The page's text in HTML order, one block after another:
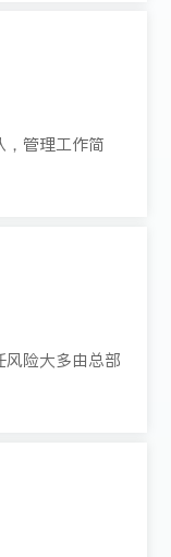
，管理工作简
风险大多由总部